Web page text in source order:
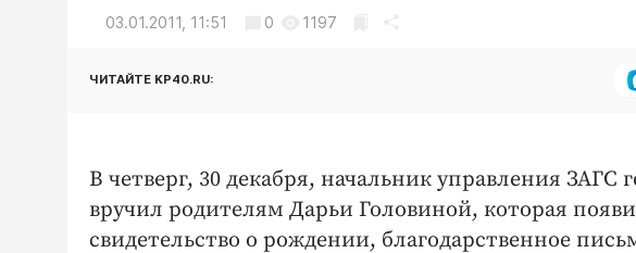
03.01.2011, 11:51 0 1197
ЧИТАЙТЕ KP40.RU:
В четверг, 30 декабря, начальник управления ЗАГС
вручил родителям Дарьи Головиной, которая
свидетельство о рождении, благодарственное